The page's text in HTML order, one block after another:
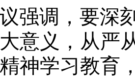
强调，要深
意义，从严
神学习教育